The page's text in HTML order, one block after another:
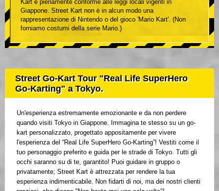
Kart è pienamente conforme alle leggi locali vigenti in
Giappone. Street Kart non è in alcun modo una
rappresentazione di Nintendo o del gioco 'Mario Kart'. (Non
forniamo costumi della serie Mario.)
Street Go-Kart Tour "Real Life SuperHero
Go-Karting" a Tokyo.
Un'esperienza estremamente emozionante e da non perdere
quando visiti Tokyo in Giappone. Immagina te stesso su un go-
kart personalizzato, progettato appositamente per vivere
l'esperienza del “Real Life SuperHero Go-Karting”! Vestiti come il
tuo personaggio preferito e guida per le strade di Tokyo. Tutti gli
occhi saranno su di te, garantito! Puoi guidare in gruppo o
privatamente; Street Kart è attrezzata per rendere la tua
esperienza indimenticabile. Non fidarti di noi, ma dei nostri clienti